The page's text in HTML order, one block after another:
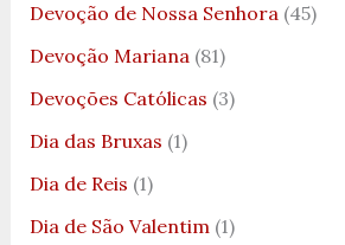
Devoção de Nossa Senhora(45)
Devoção Mariana(81)
Devoções Católicas (3)
Dia das Bruxas (1)
Dia de Reis (1)
Dia de São Valentim(1)